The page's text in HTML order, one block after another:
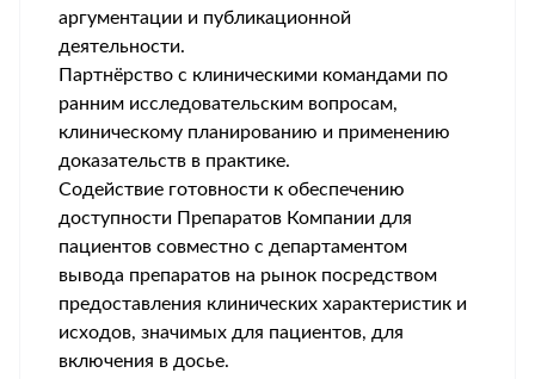
аргументации и публикационной
деятельности.
Партнёрство с клиническими командами по
ранним исследовательским вопросам,
клиническому планированию и применению
доказательств в практике.
Содействие готовности к обеспечению
доступности Препаратов Компании для
пациентов совместно с департаментом
вывода препаратов на рынок посредством
предоставления клинических характеристик и
исходов, значимых для пациентов, для
включения в досье.